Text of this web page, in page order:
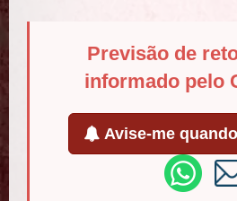
Previsão de
informado pelo
Avise-me